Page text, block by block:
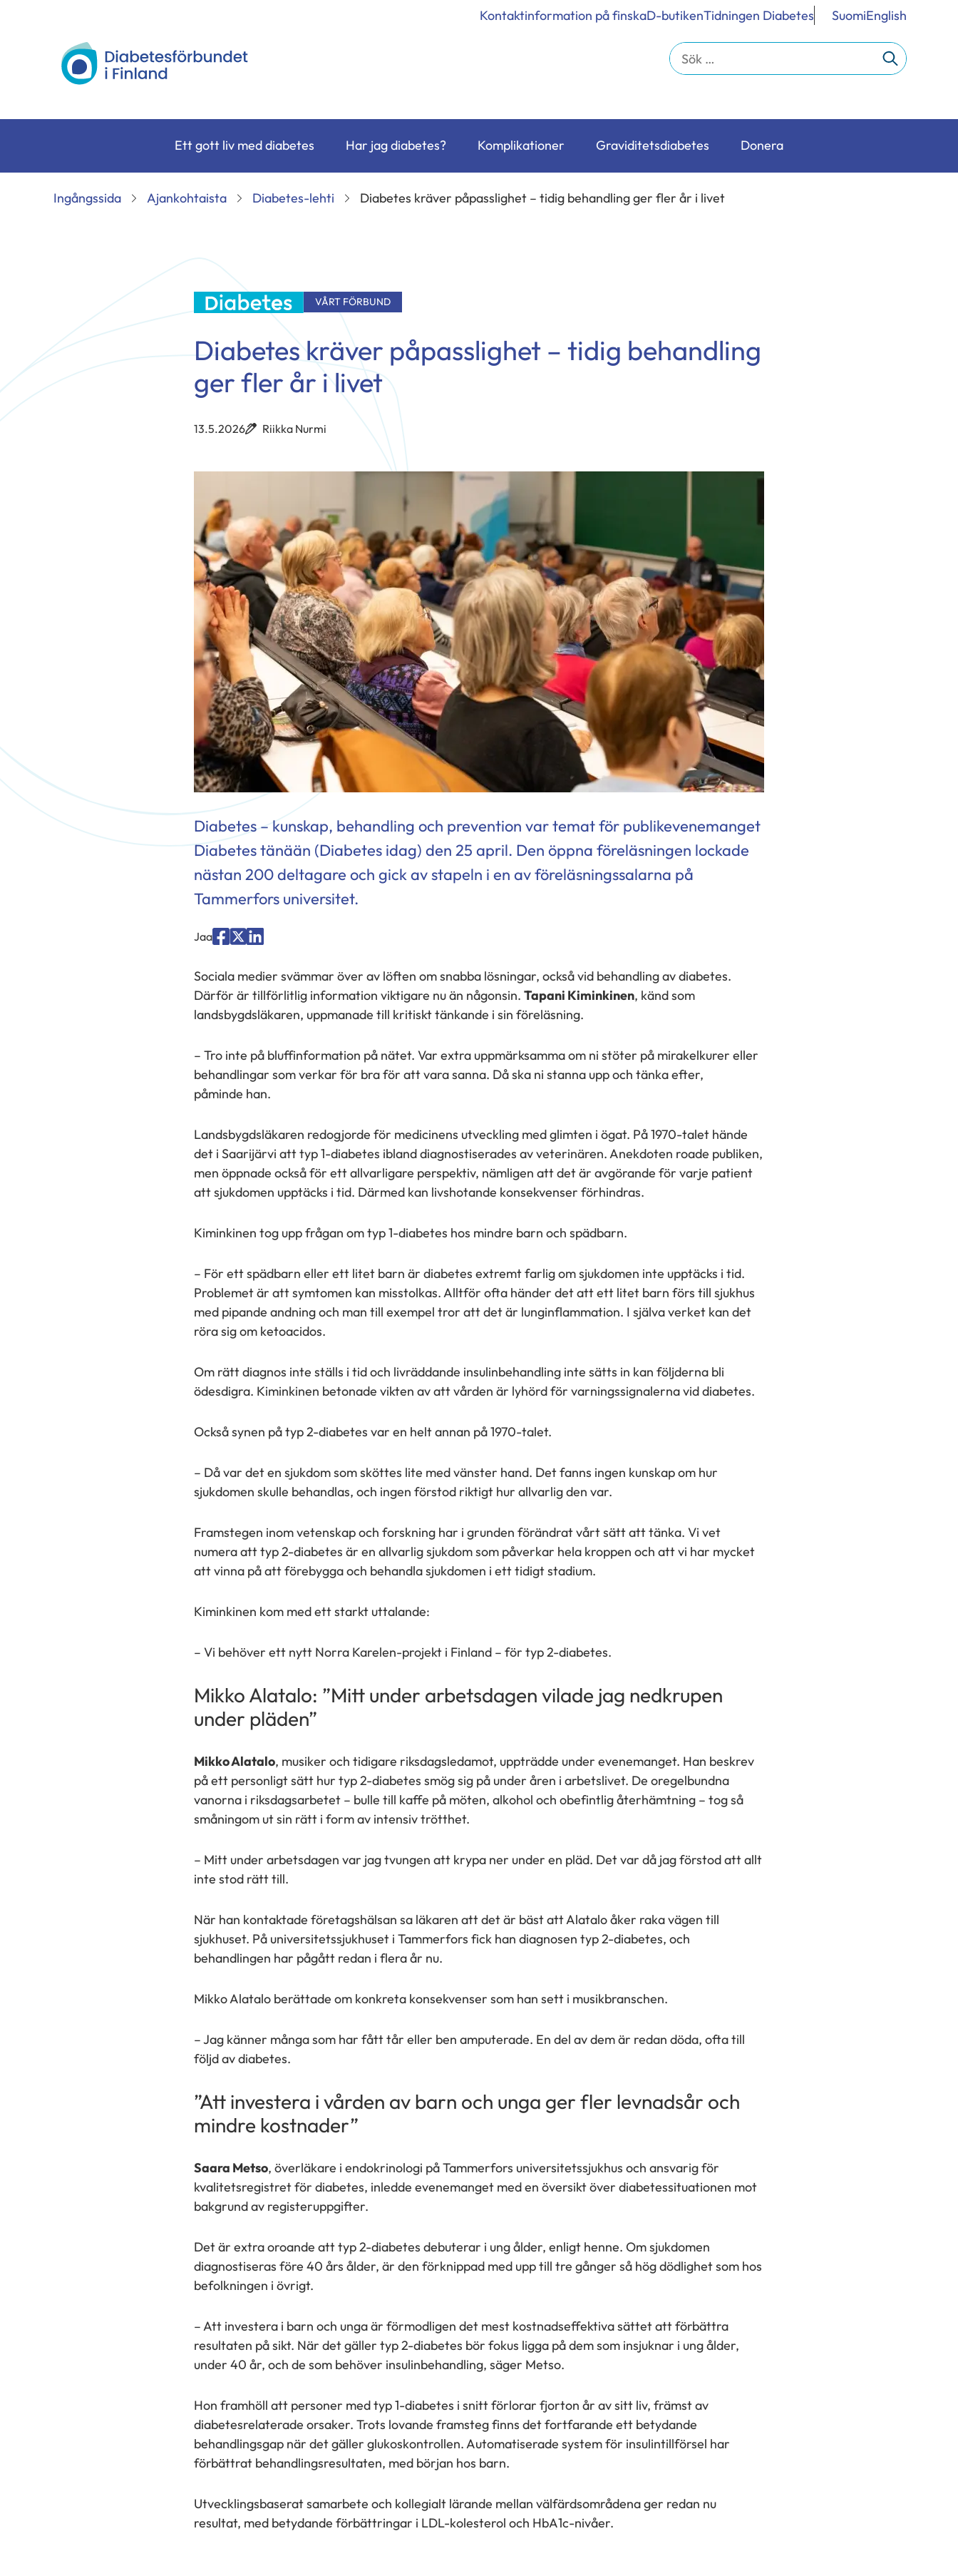
Kontaktinformation på finskaD-butikenTidningen Diabetes SuomiEnglish
Diabetesförbundet
Sök
efter:
Ett gott liv med diabetes Har jag diabetes? Komplikationer Graviditetsdiabetes Donera
Ingångssida Ajankohtaista Diabetes-lehti Diabetes kräver påpasslighet – tidig behandling ger fler år i livet
VÅRT FÖRBUND
Diabetes kräver påpasslighet – tidig behandling
ger fler år i livet
13.5.2026 Riikka Nurmi
Diabetes – kunskap, behandling och prevention var temat för publikevenemanget
Diabetes tänään (Diabetes idag) den 25 april. Den öppna föreläsningen lockade
nästan 200 deltagare och gick av stapeln i en av föreläsningssalarna på
Tammerfors universitet.
Jaa
palvelussa
"Facebook"
palvelussa
palvelussa
"LinkedIn"
Sociala medier svämmar över av löften om snabba lösningar, också vid behandling av diabetes.
Därför är tillförlitlig information viktigare nu än någonsin. Tapani Kiminkinen, känd som
landsbygdsläkaren, uppmanade till kritiskt tänkande i sin föreläsning.
– Tro inte på bluffinformation på nätet. Var extra uppmärksamma om ni stöter på mirakelkurer eller
behandlingar som verkar för bra för att vara sanna. Då ska ni stanna upp och tänka efter,
påminde han.
Landsbygdsläkaren redogjorde för medicinens utveckling med glimten i ögat. På 1970-talet hände
det i Saarijärvi att typ 1-diabetes ibland diagnostiserades av veterinären. Anekdoten roade publiken,
men öppnade också för ett allvarligare perspektiv, nämligen att det är avgörande för varje patient
att sjukdomen upptäcks i tid. Därmed kan livshotande konsekvenser förhindras.
Kiminkinen tog upp frågan om typ 1-diabetes hos mindre barn och spädbarn.
– För ett spädbarn eller ett litet barn är diabetes extremt farlig om sjukdomen inte upptäcks i tid.
Problemet är att symtomen kan misstolkas. Alltför ofta händer det att ett litet barn förs till sjukhus
med pipande andning och man till exempel tror att det är lunginflammation. I själva verket kan det
röra sig om ketoacidos.
Om rätt diagnos inte ställs i tid och livräddande insulinbehandling inte sätts in kan följderna bli
ödesdigra. Kiminkinen betonade vikten av att vården är lyhörd för varningssignalerna vid diabetes.
Också synen på typ 2-diabetes var en helt annan på 1970-talet.
– Då var det en sjukdom som sköttes lite med vänster hand. Det fanns ingen kunskap om hur
sjukdomen skulle behandlas, och ingen förstod riktigt hur allvarlig den var.
Framstegen inom vetenskap och forskning har i grunden förändrat vårt sätt att tänka. Vi vet
numera att typ 2-diabetes är en allvarlig sjukdom som påverkar hela kroppen och att vi har mycket
att vinna på att förebygga och behandla sjukdomen i ett tidigt stadium.
Kiminkinen kom med ett starkt uttalande:
– Vi behöver ett nytt Norra Karelen-projekt i Finland – för typ 2-diabetes.
Mikko Alatalo: ”Mitt under arbetsdagen vilade jag nedkrupen
under pläden”
Mikko Alatalo, musiker och tidigare riksdagsledamot, uppträdde under evenemanget. Han beskrev
på ett personligt sätt hur typ 2-diabetes smög sig på under åren i arbetslivet. De oregelbundna
vanorna i riksdagsarbetet – bulle till kaffe på möten, alkohol och obefintlig återhämtning – tog så
småningom ut sin rätt i form av intensiv trötthet.
– Mitt under arbetsdagen var jag tvungen att krypa ner under en pläd. Det var då jag förstod att allt
inte stod rätt till.
När han kontaktade företagshälsan sa läkaren att det är bäst att Alatalo åker raka vägen till
sjukhuset. På universitetssjukhuset i Tammerfors fick han diagnosen typ 2-diabetes, och
behandlingen har pågått redan i flera år nu.
Mikko Alatalo berättade om konkreta konsekvenser som han sett i musikbranschen.
– Jag känner många som har fått tår eller ben amputerade. En del av dem är redan döda, ofta till
följd av diabetes.
”Att investera i vården av barn och unga ger fler levnadsår och
mindre kostnader”
Saara Metso, överläkare i endokrinologi på Tammerfors universitetssjukhus och ansvarig för
kvalitetsregistret för diabetes, inledde evenemanget med en översikt över diabetessituationen mot
bakgrund av registeruppgifter.
Det är extra oroande att typ 2-diabetes debuterar i ung ålder, enligt henne. Om sjukdomen
diagnostiseras före 40 års ålder, är den förknippad med upp till tre gånger så hög dödlighet som hos
befolkningen i övrigt.
– Att investera i barn och unga är förmodligen det mest kostnadseffektiva sättet att förbättra
resultaten på sikt. När det gäller typ 2-diabetes bör fokus ligga på dem som insjuknar i ung ålder,
under 40 år, och de som behöver insulinbehandling, säger Metso.
Hon framhöll att personer med typ 1-diabetes i snitt förlorar fjorton år av sitt liv, främst av
diabetesrelaterade orsaker. Trots lovande framsteg finns det fortfarande ett betydande
behandlingsgap när det gäller glukoskontrollen. Automatiserade system för insulintillförsel har
förbättrat behandlingsresultaten, med början hos barn.
Utvecklingsbaserat samarbete och kollegialt lärande mellan välfärdsområdena ger redan nu
resultat, med betydande förbättringar i LDL-kolesterol och HbA1c-nivåer.